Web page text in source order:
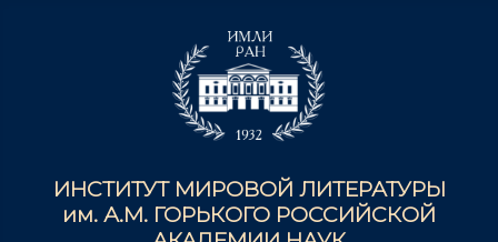
ИНСТИТУТ МИРОВОЙ ЛИТЕРАТУРЫ
им. А.М. ГОРЬКОГО РОССИЙСКОЙ